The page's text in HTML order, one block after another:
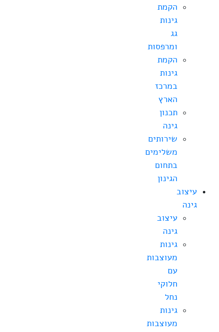
הקמת
גינות
גג
ומרפסות
הקמת
גינות
במרכז
הארץ
תכנון
גינה
שירותים
משלימים
בתחום
הגינון
עיצוב
גינה
עיצוב
גינה
גינות
מעוצבות
עם
חלוקי
נחל
גינות
מעוצבות